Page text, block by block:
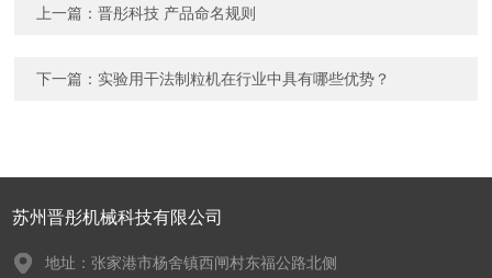
上一篇：晋彤科技 产品命名规则
下一篇： 实验用干法制粒机在行业中具有哪些优势？
苏州晋彤机械科技有限公司
地址：张家港市杨舍镇西闸村东福公路北侧